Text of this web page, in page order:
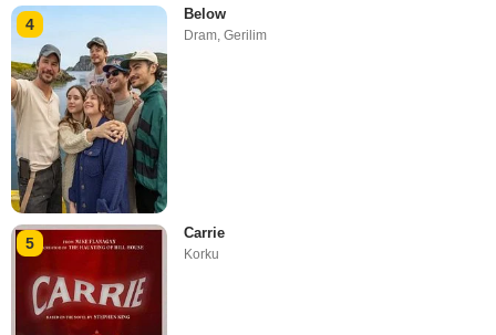
4
Below
Dram,Gerilim
5
Carrie
Korku